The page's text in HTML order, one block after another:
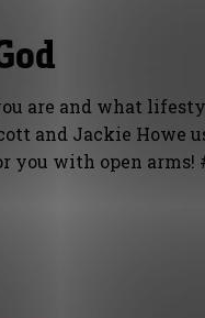
are and what
and Jackie Howe
you with open arms!